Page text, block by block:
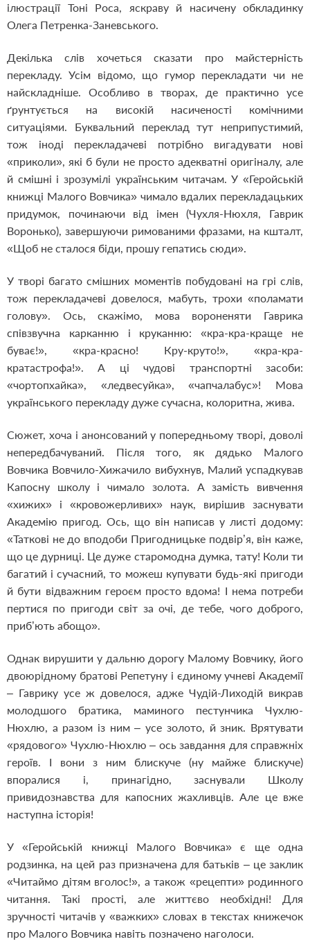
ілюстрації Тоні Роса, яскраву й насичену обкладинку
Олега Петренка-Заневського.
Декілька слів хочеться сказати про майстерність
перекладу. Усім відомо, що гумор перекладати чи не
найскладніше. Особливо в творах, де практично усе
ґрунтується на високій насиченості комічними
ситуаціями. Буквальний переклад тут неприпустимий,
тож іноді перекладачеві потрібно вигадувати нові
«приколи», які б були не просто адекватні оригіналу, але
й смішні і зрозумілі українським читачам. У «Геройській
книжці Малого Вовчика» чимало вдалих перекладацьких
придумок, починаючи від імен (Чухля-Нюхля, Гаврик
Воронько), завершуючи римованими фразами, на кшталт,
«Щоб не сталося біди, прошу гепатись сюди».
У творі багато смішних моментів побудовані на грі слів,
тож перекладачеві довелося, мабуть, трохи «поламати
голову». Ось, скажімо, мова вороненяти Гаврика
співзвучна карканню і круканню: «кра-кра-краще не
буває!», «кра-красно! Кру-круто!», «кра-кра-
кратастрофа!». А ці чудові транспортні засоби:
«чортопхайка», «ледвесуйка», «чапчалабус»! Мова
українського перекладу дуже сучасна, колоритна, жива.
Сюжет, хоча і анонсований у попередньому творі, доволі
непередбачуваний. Після того, як дядько Малого
Вовчика Вовчило-Хижачило вибухнув, Малий успадкував
Капосну школу і чимало золота. А замість вивчення
«хижих» і «кровожерливих» наук, вирішив заснувати
Академію пригод. Ось, що він написав у листі додому:
«Таткові не до вподоби Пригодницьке подвір’я, він каже,
що це дурниці. Це дуже старомодна думка, тату! Коли ти
багатий і сучасний, то можеш купувати будь-які пригоди
й бути відважним героєм просто вдома! І нема потреби
пертися по пригоди світ за очі, де тебе, чого доброго,
приб’ють абощо».
Однак вирушити у дальню дорогу Малому Вовчику, його
двоюрідному братові Репетуну і єдиному учневі Академії
– Гаврику усе ж довелося, адже Чудій-Лиходій викрав
молодшого братика, маминого пестунчика Чухлю-
Нюхлю, а разом із ним – усе золото, й зник. Врятувати
«рядового» Чухлю-Нюхлю – ось завдання для справжніх
героїв. І вони з ним блискуче (ну майже блискуче)
впоралися і, принагідно, заснували Школу
привидознавства для капосних жахливців. Але це вже
наступна історія!
У «Геройській книжці Малого Вовчика» є ще одна
родзинка, на цей раз призначена для батьків – це заклик
«Читаймо дітям вголос!», а також «рецепти» родинного
читання. Такі прості, але життєво необхідні! Для
зручності читачів у «важких» словах в текстах книжечок
про Малого Вовчика навіть позначено наголоси.